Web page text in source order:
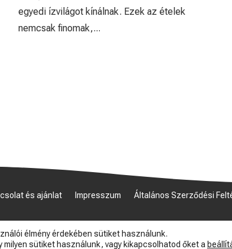
egyedi ízvilágot kínálnak. Ezek az ételek
nemcsak finomak,...
és ajánlat Impresszum Általános Szerződési
élmény érdekében sütiket használunk.
sütiket használunk, vagy kikapcsolhatod őket a